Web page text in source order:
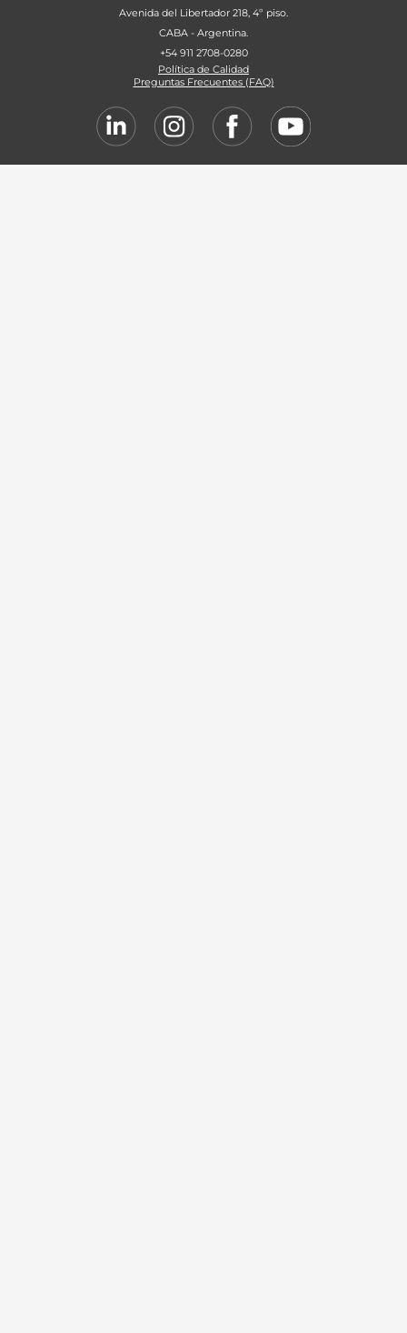
Avenida del Libertador 218, 4º piso.
CABA - Argentina.
+54 911 2708-0280
Política de Calidad
Preguntas Frecuentes (FAQ)